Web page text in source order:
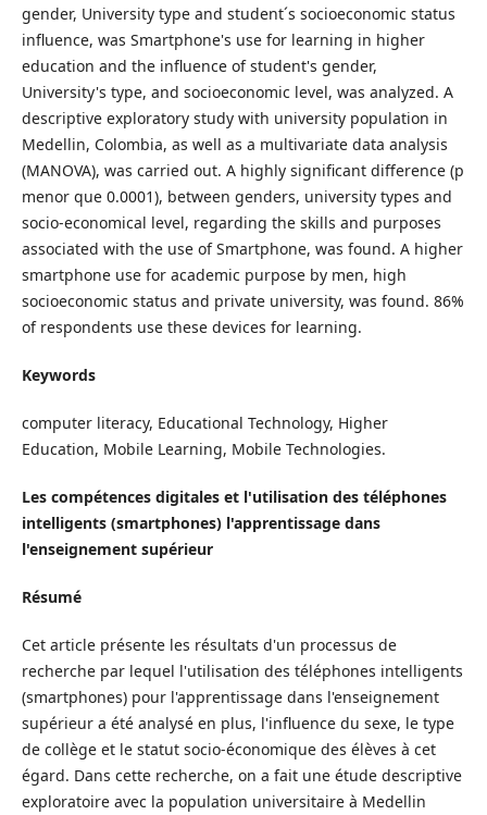
gender, University type and student´s socioeconomic status
influence, was Smartphone's use for learning in higher
education and the influence of student's gender,
University's type, and socioeconomic level, was analyzed. A
descriptive exploratory study with university population in
Medellin, Colombia, as well as a multivariate data analysis
(MANOVA), was carried out. A highly significant difference (p
menor que 0.0001), between genders, university types and
socio-economical level, regarding the skills and purposes
associated with the use of Smartphone, was found. A higher
smartphone use for academic purpose by men, high
socioeconomic status and private university, was found. 86%
of respondents use these devices for learning.
Keywords
computer literacy, Educational Technology, Higher
Education, Mobile Learning, Mobile Technologies.
Les compétences digitales et l'utilisation des téléphones
intelligents (smartphones) l'apprentissage dans
l'enseignement supérieur
Résumé
Cet article présente les résultats d'un processus de
recherche par lequel l'utilisation des téléphones intelligents
(smartphones) pour l'apprentissage dans l'enseignement
supérieur a été analysé en plus, l'influence du sexe, le type
de collège et le statut socio-économique des élèves à cet
égard. Dans cette recherche, on a fait une étude descriptive
exploratoire avec la population universitaire à Medellin